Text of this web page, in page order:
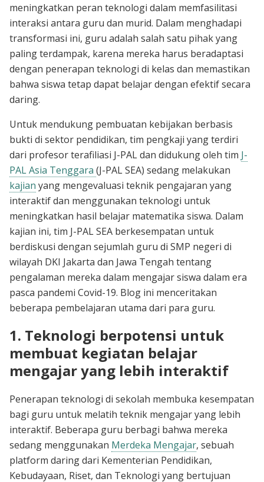
meningkatkan peran teknologi dalam memfasilitasi
interaksi antara guru dan murid. Dalam menghadapi
transformasi ini, guru adalah salah satu pihak yang
paling terdampak, karena mereka harus beradaptasi
dengan penerapan teknologi di kelas dan memastikan
bahwa siswa tetap dapat belajar dengan efektif secara
daring.
Untuk mendukung pembuatan kebijakan berbasis
bukti di sektor pendidikan, tim pengkaji yang terdiri
dari profesor terafiliasi J-PAL dan didukung oleh tim J-
PAL Asia Tenggara (J-PAL SEA) sedang melakukan
kajian yang mengevaluasi teknik pengajaran yang
interaktif dan menggunakan teknologi untuk
meningkatkan hasil belajar matematika siswa. Dalam
kajian ini, tim J-PAL SEA berkesempatan untuk
berdiskusi dengan sejumlah guru di SMP negeri di
wilayah DKI Jakarta dan Jawa Tengah tentang
pengalaman mereka dalam mengajar siswa dalam era
pasca pandemi Covid-19. Blog ini menceritakan
beberapa pembelajaran utama dari para guru.
1. Teknologi berpotensi untuk
membuat kegiatan belajar
mengajar yang lebih interaktif
Penerapan teknologi di sekolah membuka kesempatan
bagi guru untuk melatih teknik mengajar yang lebih
interaktif. Beberapa guru berbagi bahwa mereka
sedang menggunakan Merdeka Mengajar, sebuah
platform daring dari Kementerian Pendidikan,
Kebudayaan, Riset, dan Teknologi yang bertujuan